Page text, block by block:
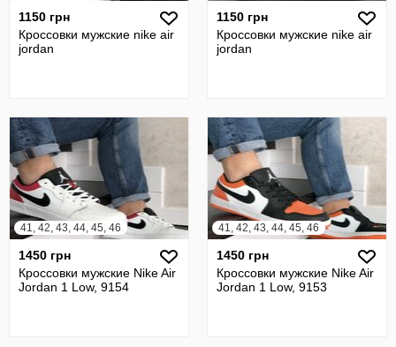
1150 грн
Кроссовки мужские nike air
jordan
1150 грн
Кроссовки мужские nike air
jordan
41, 42, 43, 44, 45, 46
1450 грн
Кроссовки мужские Nike Air
Jordan 1 Low, 9154
41, 42, 43, 44, 45, 46
1450 грн
Кроссовки мужские Nike Air
Jordan 1 Low, 9153